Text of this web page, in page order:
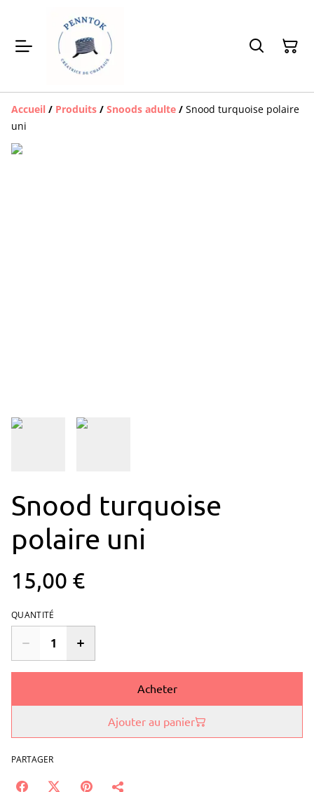
Accueil / Produits / Snoods adulte / Snood turquoise polaire
uni
Snood turquoise
polaire uni
15,00 €
QUANTITÉ
Acheter
Ajouter au panier
PARTAGER